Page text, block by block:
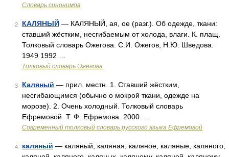
Словарь синонимов
2 КАЛЯНЫЙ — КАЛЯНЫЙ, ая, ое (разг.). Об одежде, ткани:
ставший жёстким, несгибаемым от холода, влаги. К. плащ.
Толковый словарь Ожегова. С.И. Ожегов, Н.Ю. Шведова.
1949 1992 …
Толковый словарь Ожегова
3 Каляный — прил. местн. 1. Ставший жёстким,
несгибающимся (обычно о мокрой ткани, одежде на
морозе). 2. Очень холодный. Толковый словарь
Ефремовой. Т. Ф. Ефремова. 2000 …
Современный толковый словарь русского языка Ефремовой
4 каляный — каляный, каляная, каляное, каляные, каляного,